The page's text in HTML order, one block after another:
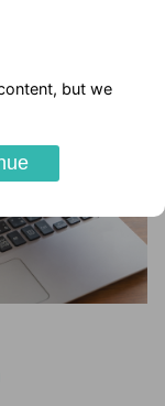
but we